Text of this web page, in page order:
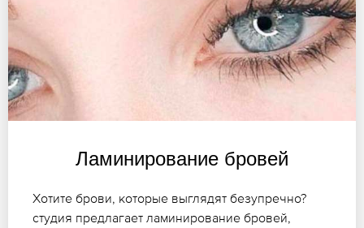
Ламинирование бровей
Хотите брови, которые выглядят безупречно?
студия предлагает ламинирование бровей,